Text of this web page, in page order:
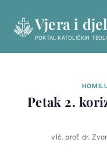
content
Vjera i
PORTAL KATOLIČKIH
Petak 2.
vlč. prof. dr.